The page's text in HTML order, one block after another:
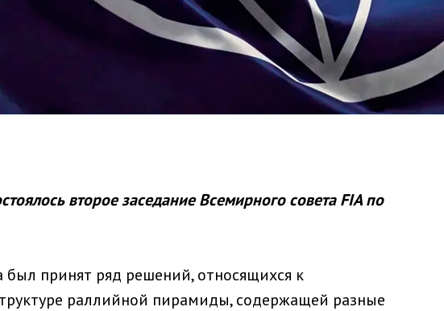
второе заседание Всемирного совета FIA по
был принят ряд решений, относящихся к
раллийной пирамиды, содержащей разные